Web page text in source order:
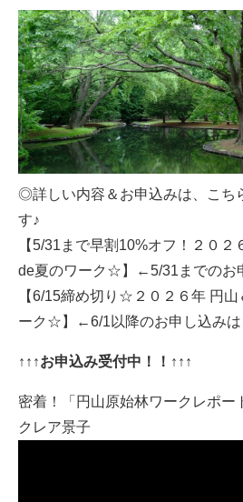
◎詳しい内容＆お申込みは、こち
す♪
【5/31まで早割10%オフ！２０
de夏のワーク☆】
←5/31までのお
【6/15締め切り☆２０２６年 円
ーク☆】
←6/1以降のお申し込みは
↑↑↑お申込み受付中！！↑↑↑
密着！「円山原始林ワークレポー
クレア景子